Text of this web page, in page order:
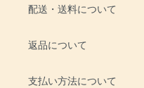
配送・送料について
返品について
支払い方法について